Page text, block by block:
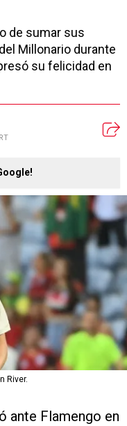
de sumar sus
Millonario durante
su felicidad en
River.
ante Flamengo en